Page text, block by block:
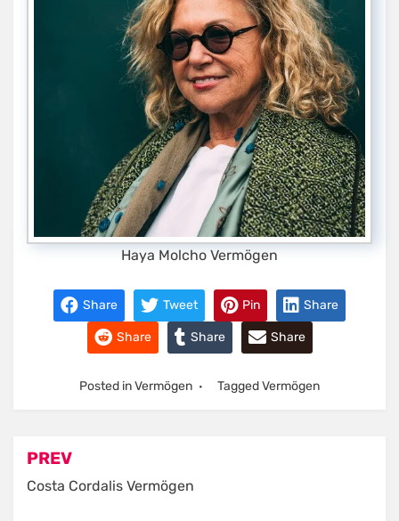
Haya Molcho Vermögen
Share Tweet Pin Share
Share Share Share
Posted inVermögen TaggedVermögen
Post
navigation
PREV
Costa Cordalis Vermögen